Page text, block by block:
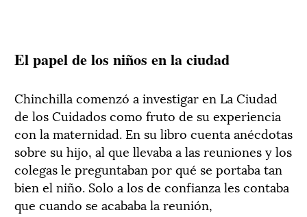
El papel de los niños en la ciudad
Chinchilla comenzó a investigar en La Ciudad
de los Cuidados como fruto de su experiencia
con la maternidad. En su libro cuenta anécdotas
sobre su hijo, al que llevaba a las reuniones y los
colegas le preguntaban por qué se portaba tan
bien el niño. Solo a los de confianza les contaba
que cuando se acababa la reunión,